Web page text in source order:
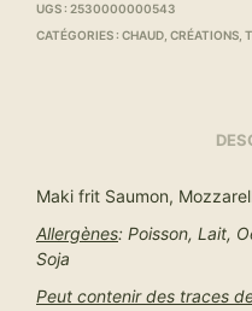
UGS : 2530000000543
CATÉGORIES : CHAUD CRÉATIONS
Maki frit Saumon,
Allergènes: Poisson, Lait,
Soja
Peut contenir des traces